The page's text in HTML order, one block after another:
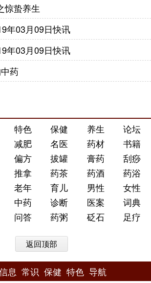
惊蛰养生
年03月09日快讯
年03月09日快讯
药
特色 保健 养生
论坛
减肥 名医 药材
书籍
偏方 拔罐 膏药
刮痧
推拿 药茶 药酒
药浴
老年 育儿 男性
女性
中药 诊断 医案
词典
问答 药粥 砭石 足疗
返回顶部
息 常识 保健 特色 导航